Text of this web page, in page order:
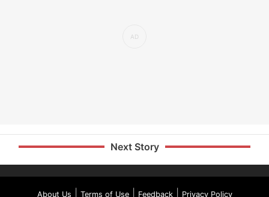
Next Story
About Us Terms of Use| Feedback| Privacy Policy